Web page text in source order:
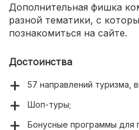
Дополнительная фишка
разной тематики, с
познакомиться на сайте.
Достоинства
57 направлений туризма,
Шоп-туры;
Бонусные программы для